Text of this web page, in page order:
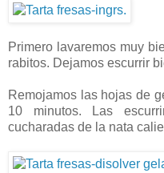
Primero lavaremos muy
rabitos. Dejamos escurrir
Remojamos las hojas de
10 minutos. Las
cucharadas de la nata